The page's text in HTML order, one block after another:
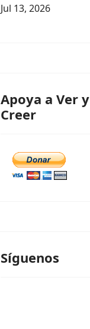
Jul 13, 2026
Apoya a Ver y
Creer
Síguenos